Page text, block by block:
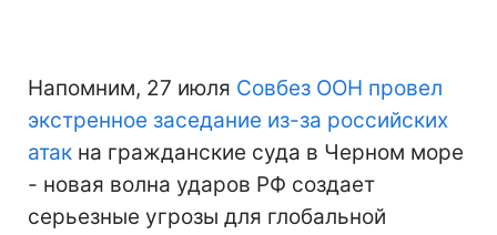
Напомним, 27 июля Совбез ООН провел
экстренное заседание из-за российских
атак на гражданские суда в Черном море
- новая волна ударов РФ создает
серьезные угрозы для глобальной